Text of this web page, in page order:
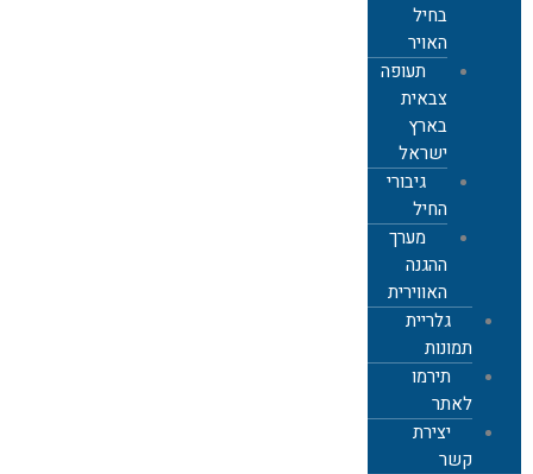
בחיל
האויר
תעופה
צבאית
בארץ
ישראל
גיבורי
החיל
מערך
ההגנה
האווירית
גלריית
תמונות
תירמו
לאתר
יצירת
קשר